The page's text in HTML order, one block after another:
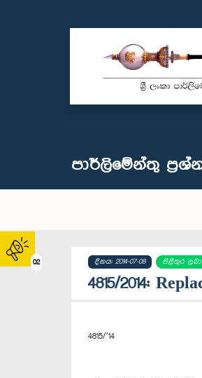
02
පාර්ලි‌මේන්තු‌
දිනය: 2014-07-08 පිළිතුර
4815/2014:
4815/’14